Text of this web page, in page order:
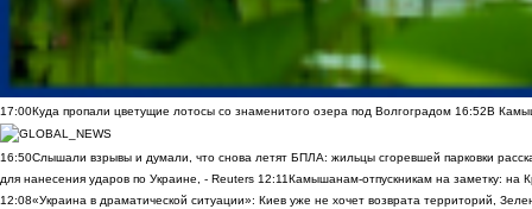
17:00Куда пропали цветущие лотосы со знаменитого озера под Волгоградом 16:52В
16:50Слышали взрывы и думали, что снова летят БПЛА: жильцы сгоревшей парковки
для нанесения ударов по Украине, - Reuters 12:11Камышанам-отпускникам на заметку: на
12:08«Украина в драматической ситуации»: Киев уже не хочет возврата территорий,